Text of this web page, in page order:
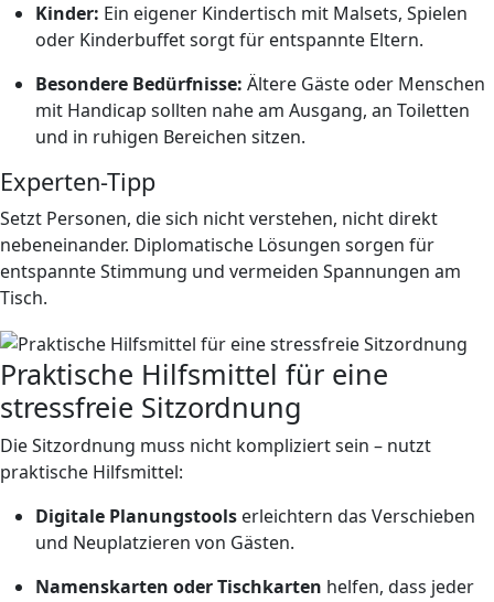
Kinder: Ein eigener Kindertisch mit Malsets, Spielen
oder Kinderbuffet sorgt für entspannte Eltern.
Besondere Bedürfnisse: Ältere Gäste oder Menschen
mit Handicap sollten nahe am Ausgang, an Toiletten
und in ruhigen Bereichen sitzen.
Experten-Tipp
Setzt Personen, die sich nicht verstehen, nicht direkt
nebeneinander. Diplomatische Lösungen sorgen für
entspannte Stimmung und vermeiden Spannungen am
Tisch.
Praktische Hilfsmittel für eine
stressfreie Sitzordnung
Die Sitzordnung muss nicht kompliziert sein – nutzt
praktische Hilfsmittel:
Digitale Planungstools erleichtern das Verschieben
und Neuplatzieren von Gästen.
Namenskarten oder Tischkarten helfen, dass jeder